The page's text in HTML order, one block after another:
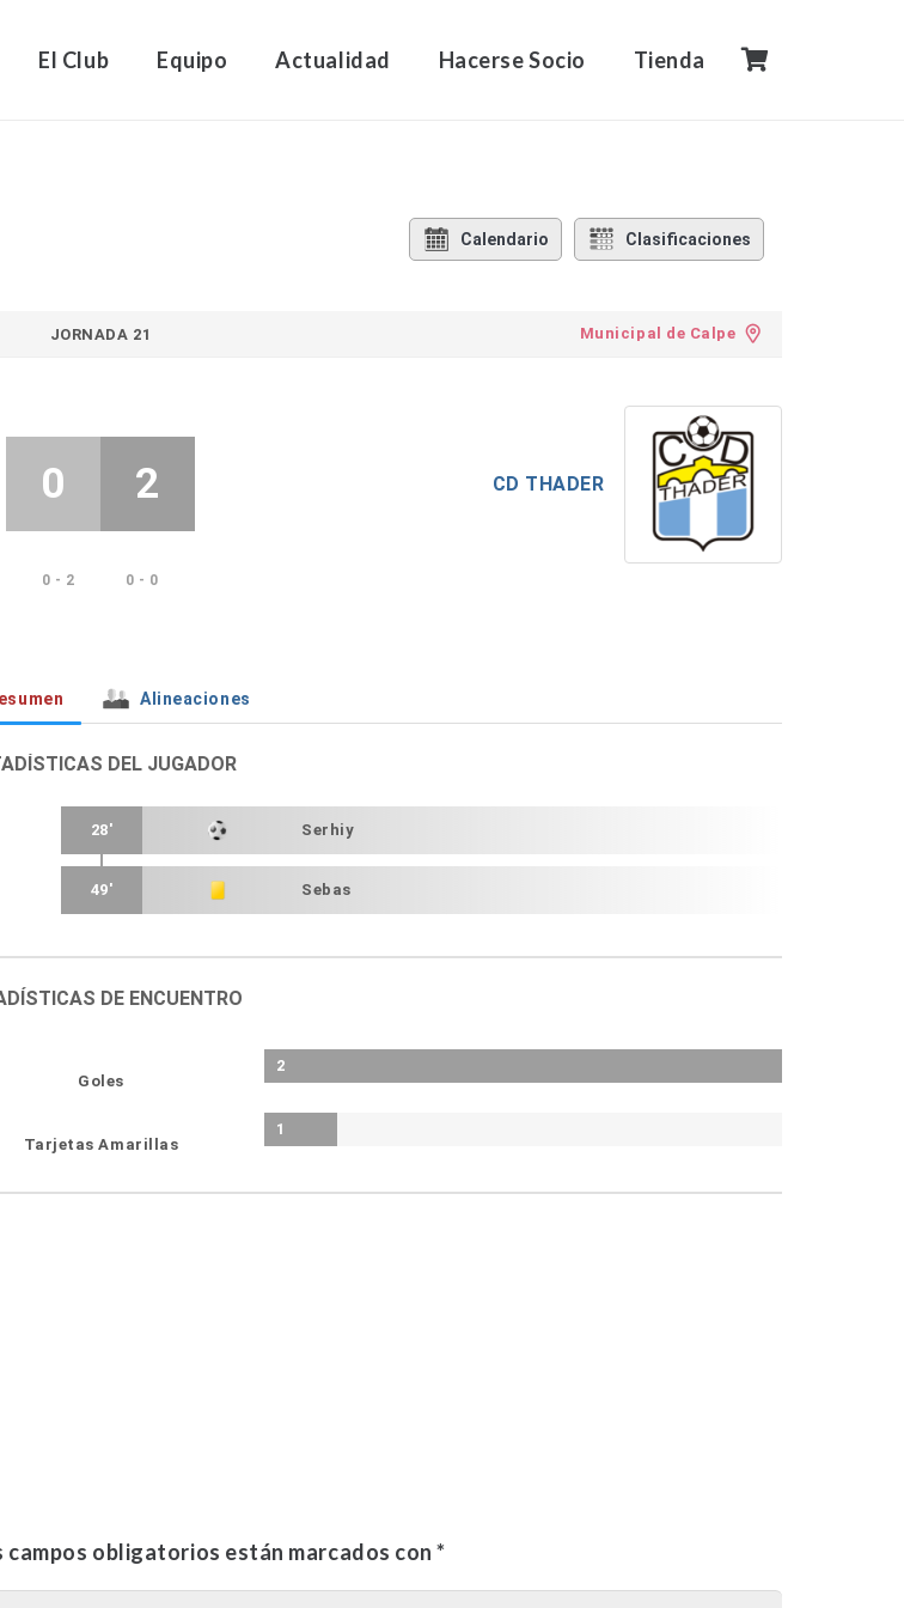
El Club Equipo Actualidad Hacerse Socio Tienda
Calendario Clasificaciones
JORNADA 21 Municipal de Calpe
CD THADER
0 2
0 - 2 0 - 0
Alineaciones
DEL JUGADOR
28' Serhiy
49' Sebas
DE ENCUENTRO
Goles
2
Tarjetas Amarillas
1
campos obligatorios están marcados con*